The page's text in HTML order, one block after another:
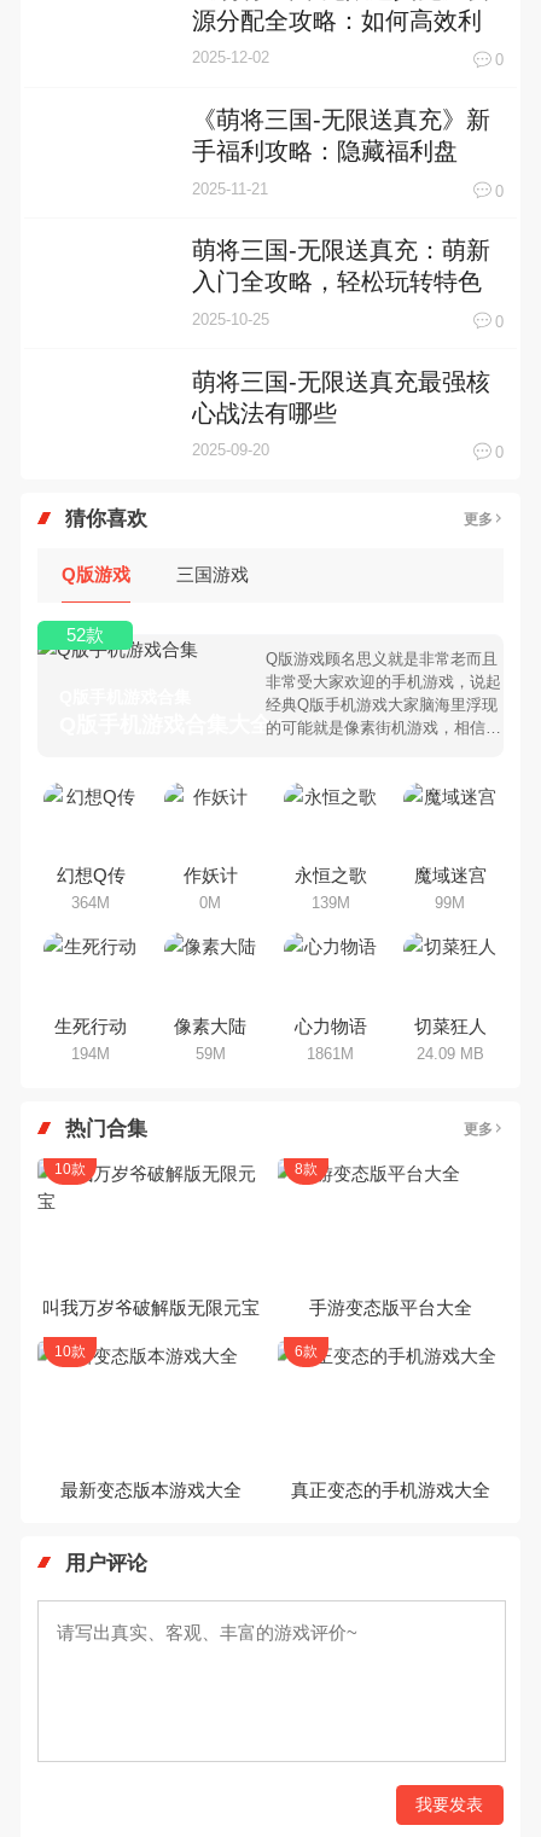
源分配全攻略：如何高效利
用每一份资源
2025-12-02 0
《萌将三国-无限送真充》新
手福利攻略：隐藏福利盘
点，轻松起飞不是梦！
2025-11-21 0
萌将三国-无限送真充：萌新
入门全攻略，轻松玩转特色
玩法
2025-10-25 0
萌将三国-无限送真充最强核
心战法有哪些
2025-09-20 0
猜你喜欢 更多
Q版游戏 三国游戏
Q版手机游戏合集大全 >
Q版游戏顾名思义就是非常老而且
非常受大家欢迎的手机游戏，说起
经典Q版手机游戏大家脑海里浮现
的可能就是像素街机游戏，相信很
版手机游戏有哪些呢？游戏今天，
集，欢迎大家前来选择下载体验
52款
幻想Q传
364M
作妖计
0M
永恒之歌
139M
魔域迷宫
99M
生死行动
194M
像素大陆
59M
心力物语
1861M
切菜狂人
24.09 MB
热门合集 更多
叫我万岁爷破解版无限元宝
10款
手游变态版平台大全
8款
最新变态版本游戏大全
10款
真正变态的手机游戏大全
6款
用户评论
我要发表